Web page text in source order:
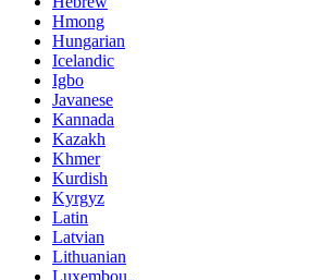
Hmong
Hungarian
Icelandic
Igbo
Javanese
Kannada
Kazakh
Khmer
Kurdish
Kyrgyz
Latin
Latvian
Lithuanian
Luxembou..